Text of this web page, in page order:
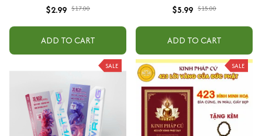
$2.99 $17.00
ADD TO CART
dưỡng cảm xúc EQ (2-12 tuổi)
$5.99 $15.00
ADD TO CART
SALE SALE